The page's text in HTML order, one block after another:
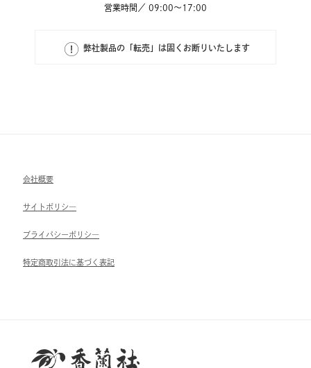
営業時間／ 09:00～17:00
弊社製品の「転売」は固くお断りいたします
会社概要
サイトポリシ―
ブライパシーポリシ―
特定商取引法に基づく表記